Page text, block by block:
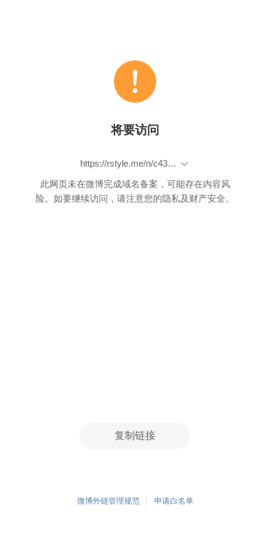
将要访问
https://rstyle.me/n/c438pck9yn
此网页未在微博完成域名备案，可能存在内容风
险。如要继续访问，请注意您的隐私及财产安全。
复制链接
微博外链管理规范 申请白名单